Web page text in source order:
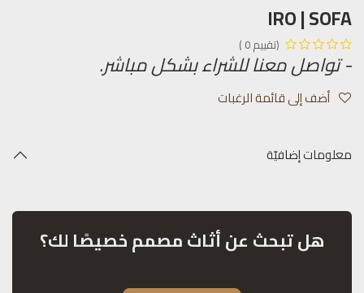
IRO | SOFA
(تقييم 0 )
- تواصل معنا للشراء بشكل مباشر.
أضف إلى قائمة الرغبات
معلومات إضافيّة
هل تبحث عن أثاث مصمم خصيصًا لك؟